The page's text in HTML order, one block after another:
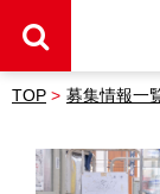
TOP 募集情報一